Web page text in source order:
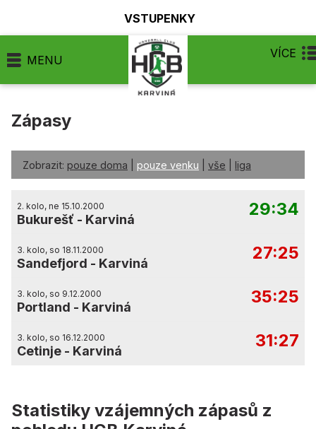
VSTUPENKY
MENU VÍCE
Zápasy
Zobrazit: pouze doma pouze venku vše liga
2. kolo, ne 15.10.2000
Bukurešť - Karviná
29:34
3. kolo, so 18.11.2000
Sandefjord - Karviná
27:25
3. kolo, so 9.12.2000
Portland - Karviná
35:25
3. kolo, so 16.12.2000
Cetinje - Karviná
31:27
Statistiky vzájemných zápasů z